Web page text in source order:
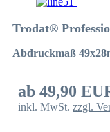
Trodat®
Abdruckmaß
ab 49,90
inkl. MwSt.zzgl.